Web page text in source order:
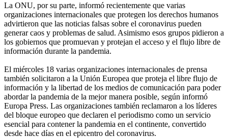
La ONU, por su parte, informó recientemente que varias
organizaciones internacionales que protegen los derechos humanos
advirtieron que las noticias falsas sobre el coronavirus pueden
generar caos y problemas de salud. Asimismo esos grupos pidieron a
los gobiernos que promuevan y protejan el acceso y el flujo libre de
información durante la pandemia.
El miércoles 18 varias organizaciones internacionales de prensa
también solicitaron a la Unión Europea que proteja el libre flujo de
información y la libertad de los medios de comunicación para poder
abordar la pandemia de la mejor manera posible, según informó
Europa Press. Las organizaciones también reclamaron a los líderes
del bloque europeo que declaren el periodismo como un servicio
esencial para contener la pandemia en el continente, convertido
desde hace días en el epicentro del coronavirus.